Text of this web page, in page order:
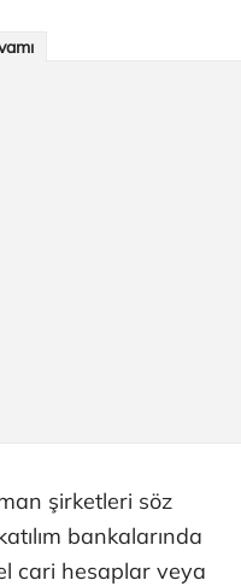
şirketleri söz
bankalarında
cari hesaplar veya